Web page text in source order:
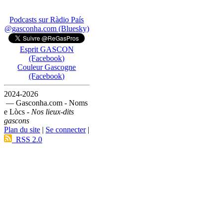
Podcasts sur Ràdio País
@gasconha.com (Bluesky)
Esprit GASCON
(Facebook)
Couleur Gascogne
(Facebook)
2024-2026
— Gasconha.com - Noms
e Lòcs - Nos lieux-dits
gascons
Plan du site | Se connecter|
RSS 2.0